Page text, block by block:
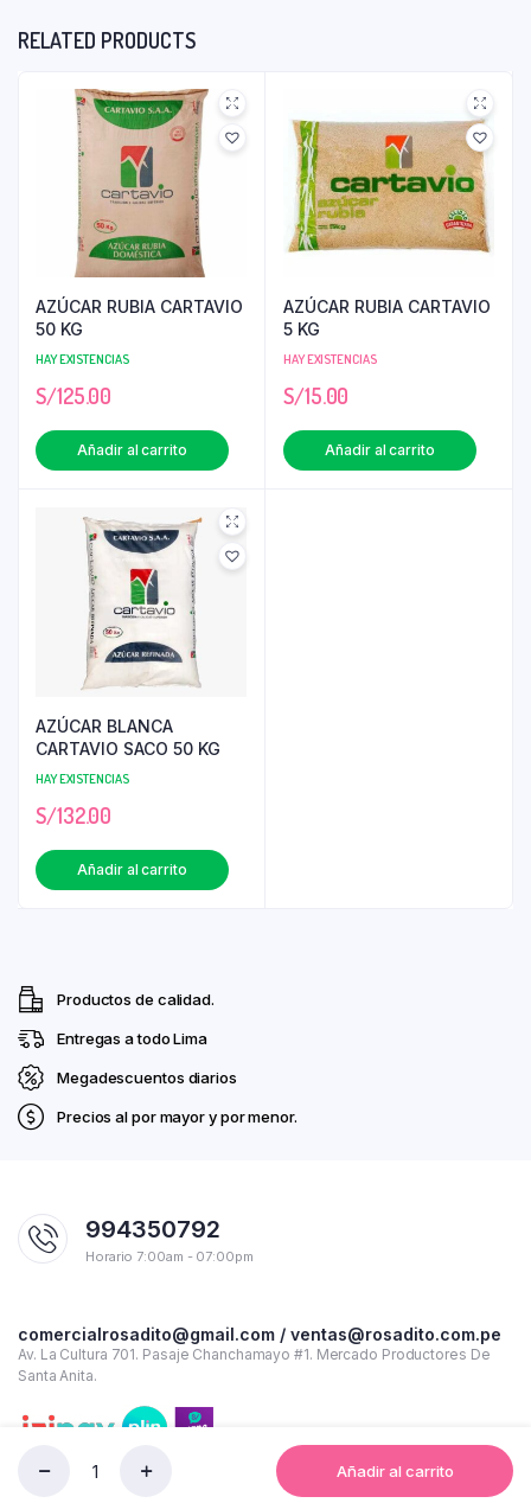
Añadir al carrito
RELATED PRODUCTS
AZÚCAR RUBIA CARTAVIO
50 KG
HAY EXISTENCIAS
S/125.00
Añadir al carrito
AZÚCAR RUBIA CARTAVIO
5 KG
HAY EXISTENCIAS
S/15.00
Añadir al carrito
AZÚCAR BLANCA
CARTAVIO SACO 50 KG
HAY EXISTENCIAS
S/132.00
Añadir al carrito
Productos de calidad.
Entregas a todo Lima
Megadescuentos diarios
Precios al por mayor y por menor.
994350792
Horario 7:00am - 07:00pm
comercialrosadito@gmail.com / ventas@rosadito.com.pe
Av. La Cultura 701. Pasaje Chanchamayo #1. Mercado Productores De
Santa Anita.